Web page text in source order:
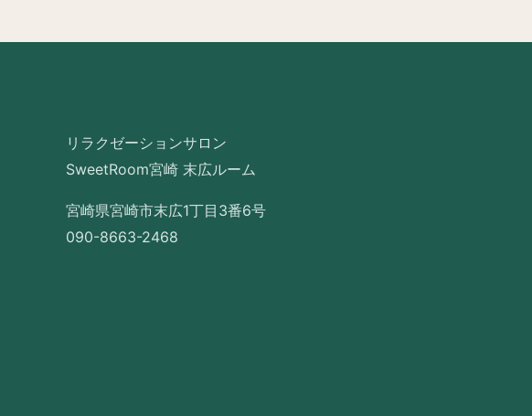
リラクゼーションサロン
SweetRoom宮崎 末広ルーム
宮崎県宮崎市末広1丁目3番6号
090-8663-2468